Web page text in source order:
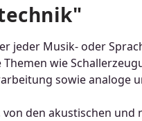
jeder Musik- oder
wie
sowie analoge
den akustischen